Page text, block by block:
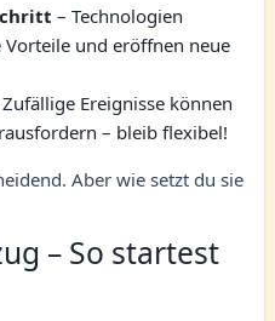
– Technologien
und eröffnen neue
Ereignisse können
– bleib flexibel!
Aber wie setzt du sie
– So startest